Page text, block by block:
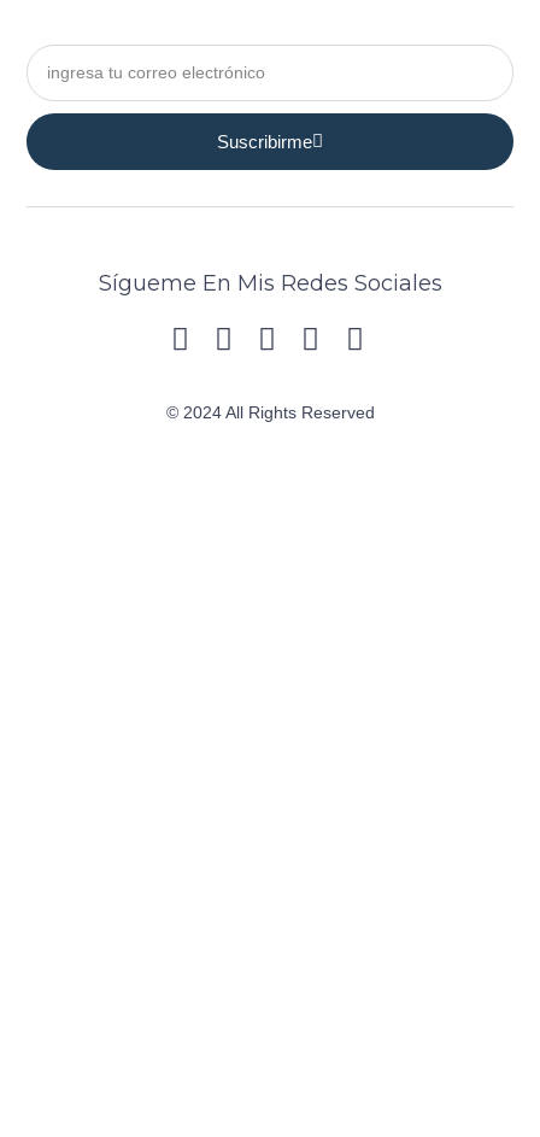
Suscribirme
Sígueme En Mis Redes Sociales
© 2024 All Rights Reserved